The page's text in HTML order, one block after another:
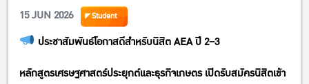
ส้ม
สามารถคลิกและเริ่มสมัครได้ทันที!
สนับสนุนการหางานที่ใช่ ได้งานที่ชอบ
15 JUN 2026
Student
ประชาสัมพันธ์โอกาสดีสำหรับนิสิต AEA ปี 2–3
หลักสูตรเศรษฐศาสตร์ประยุกต์และธุรกิจเกษตร เปิดรับสมัครนิสิตเข้า